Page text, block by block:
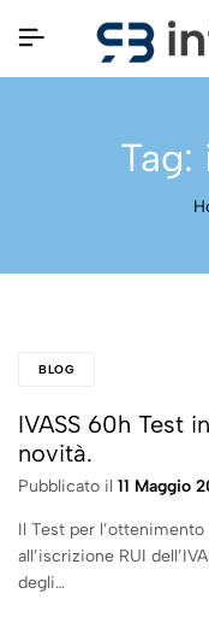
Tag:
BLOG
IVASS 60h Test
novità.
Pubblicato il 11 Maggio
Il Test per
all’iscrizione RUI
degli…